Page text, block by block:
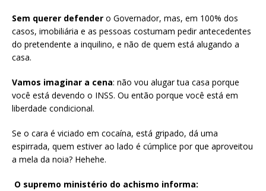
Sem querer defender o Governador, mas, em 100% dos
casos, imobiliária e as pessoas costumam pedir antecedentes
do pretendente a inquilino, e não de quem está alugando a
casa.
Vamos imaginar a cena: não vou alugar tua casa porque
você está devendo o INSS. Ou então porque você está em
liberdade condicional.
Se o cara é viciado em cocaína, está gripado, dá uma
espirrada, quem estiver ao lado é cúmplice por que aproveitou
a mela da noia? Hehehe.
O supremo ministério do achismo informa: